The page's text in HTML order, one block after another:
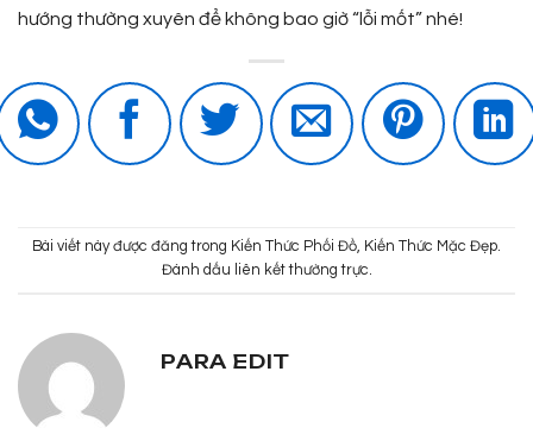
hướng thường xuyên để không bao giờ “lỗi mốt” nhé!
Bài viết này được đăng trong Kiến Thức Phối Đồ, Kiến Thức Mặc Đẹp.
Đánh dấu
liên kết thường trực.
PARA EDIT